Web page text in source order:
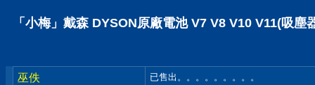
「小梅」戴森 DYSON原廠電池 V7 V8 V10 V11(吸
巫佚 已售出。。。。。。。。。